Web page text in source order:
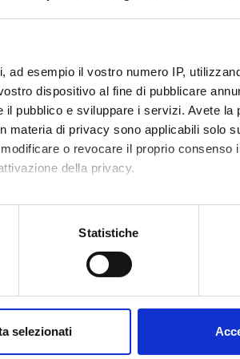
ad esempio il vostro numero IP,
dispositivo al fine di pubblicare
pubblico e sviluppare i servizi. Avete la
di privacy sono applicabili solo
o revocare il proprio consenso
della privacy.
con un'approssimazione di qualche
Dichiarazione sui cookie.
Statistiche
selezionati
- MEDICINA FISICA E RIABILITATIVA